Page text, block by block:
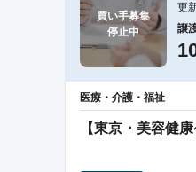
買い手募集
停止中
更
譲
医療・介護・福祉
【東京・美容健康